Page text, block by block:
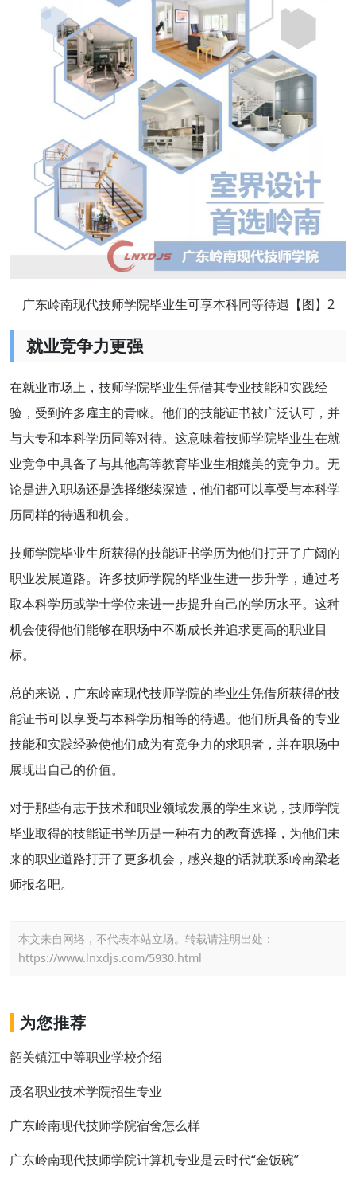
广东岭南现代技师学院毕业生可享本科同等待遇【图】2
就业竞争力更强
在就业市场上，技师学院毕业生凭借其专业技能和实践经
验，受到许多雇主的青睐。他们的技能证书被广泛认可，并
与大专和本科学历同等对待。这意味着技师学院毕业生在就
业竞争中具备了与其他高等教育毕业生相媲美的竞争力。无
论是进入职场还是选择继续深造，他们都可以享受与本科学
历同样的待遇和机会。
技师学院毕业生所获得的技能证书学历为他们打开了广阔的
职业发展道路。许多技师学院的毕业生进一步升学，通过考
取本科学历或学士学位来进一步提升自己的学历水平。这种
机会使得他们能够在职场中不断成长并追求更高的职业目
标。
总的来说，广东岭南现代技师学院的毕业生凭借所获得的技
能证书可以享受与本科学历相等的待遇。他们所具备的专业
技能和实践经验使他们成为有竞争力的求职者，并在职场中
展现出自己的价值。
对于那些有志于技术和职业领域发展的学生来说，技师学院
毕业取得的技能证书学历是一种有力的教育选择，为他们未
来的职业道路打开了更多机会，感兴趣的话就联系岭南梁老
师报名吧。
本文来自网络，不代表本站立场。转载请注明出处：
https://www.lnxdjs.com/5930.html
为您推荐
韶关镇江中等职业学校介绍
茂名职业技术学院招生专业
广东岭南现代技师学院宿舍怎么样
广东岭南现代技师学院计算机专业是云时代“金饭碗”